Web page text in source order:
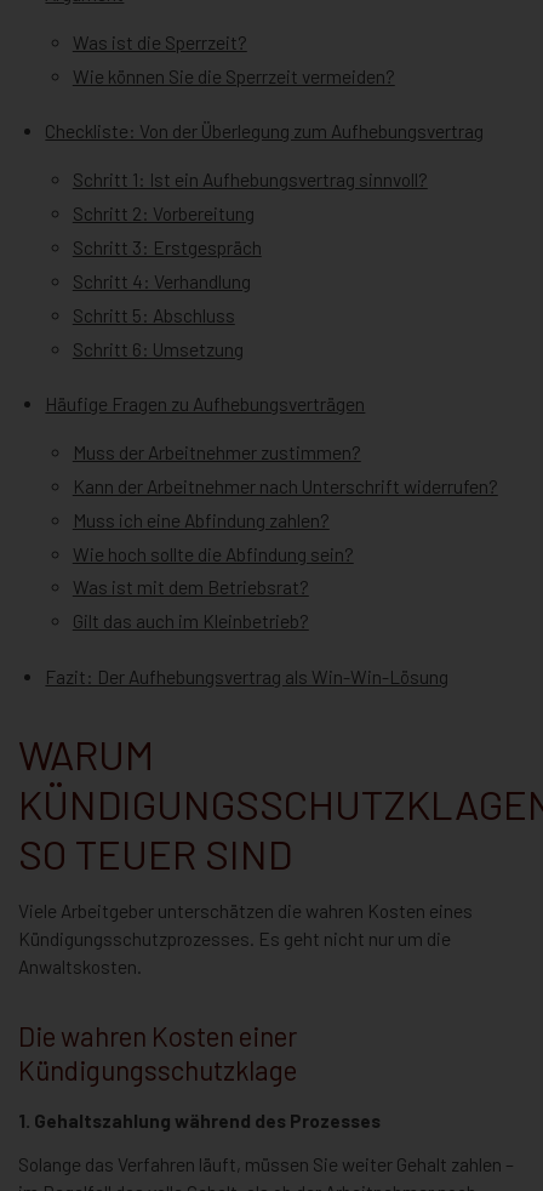
Was ist die Sperrzeit?
Wie können Sie die Sperrzeit vermeiden?
Checkliste: Von der Überlegung zum Aufhebungsvertrag
Schritt 1: Ist ein Aufhebungsvertrag sinnvoll?
Schritt 2: Vorbereitung
Schritt 3: Erstgespräch
Schritt 4: Verhandlung
Schritt 5: Abschluss
Schritt 6: Umsetzung
Häufige Fragen zu Aufhebungsverträgen
Muss der Arbeitnehmer zustimmen?
Kann der Arbeitnehmer nach Unterschrift widerrufen?
Muss ich eine Abfindung zahlen?
Wie hoch sollte die Abfindung sein?
Was ist mit dem Betriebsrat?
Gilt das auch im Kleinbetrieb?
Fazit: Der Aufhebungsvertrag als Win-Win-Lösung
WARUM
SO TEUER SIND
Viele Arbeitgeber unterschätzen die wahren Kosten eines
Kündigungsschutzprozesses. Es geht nicht nur um die
Anwaltskosten.
Die wahren Kosten einer
Kündigungsschutzklage
1. Gehaltszahlung während des Prozesses
Solange das Verfahren läuft, müssen Sie weiter Gehalt zahlen –